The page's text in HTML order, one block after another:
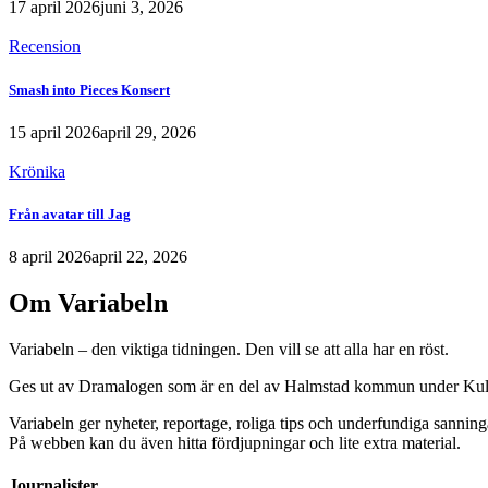
17 april 2026juni 3, 2026
Recension
Smash into Pieces Konsert
15 april 2026april 29, 2026
Krönika
Från avatar till Jag
8 april 2026april 22, 2026
Om Variabeln
Variabeln – den viktiga tidningen. Den vill se att alla har en röst.
Ges ut av Dramalogen som är en del av Halmstad kommun under
Variabeln ger nyheter, reportage, roliga tips och underfundiga
På webben kan du även hitta fördjupningar och lite extra material.